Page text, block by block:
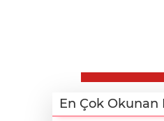
En Çok Okunan